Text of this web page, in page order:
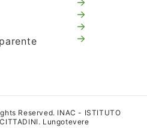
Reserved. INAC - ISTITUTO
Lungotevere